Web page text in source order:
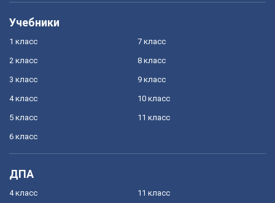
Учебники
1 класс
2 класс
3 класс
4 класс
5 класс
6 класс
7 класс
8 класс
9 класс
10 класс
11 класс
ДПА
4 класс 11 класс